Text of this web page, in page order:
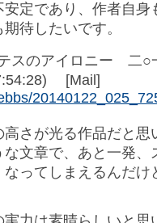
安定であり、作者自身
待したいです。
スのアイロニー 二
[Mail]
高さが光る作品だと
な文章で、あと一発
なってしまえるんだ